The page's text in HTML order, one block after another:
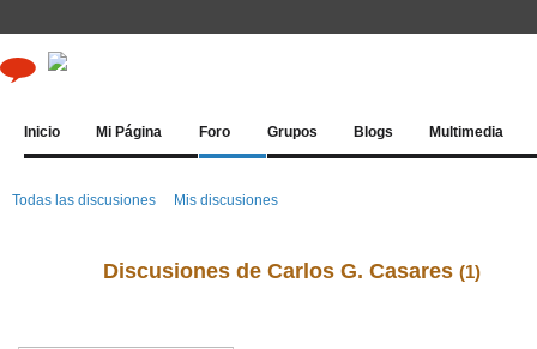
Inicio Mi Página Foro Grupos Blogs Multimedia
Todas las discusiones Mis discusiones
Discusiones de Carlos G. Casares (1)